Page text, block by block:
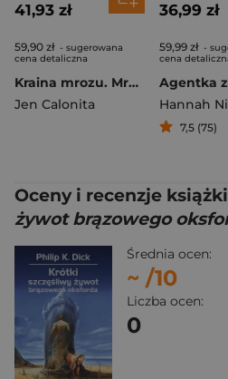
41,93 zł
59,90 zł - sugerowana
cena detaliczna
Kraina mrozu. Mroczne opowieści (ilustrowane brzegi)
Jen Calonita
36,99 zł
59,99 zł -
cena
Agentka
7,5 (75)
Oceny i recenzje książki
żywot brązowego
Średnia ocen:
~ /10
Liczba ocen:
0